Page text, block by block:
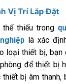
Vị Trí Lắp Đặt
thiếu trong
là xác
loại thiết bị, bạn
để thiết bị
bị âm thanh,